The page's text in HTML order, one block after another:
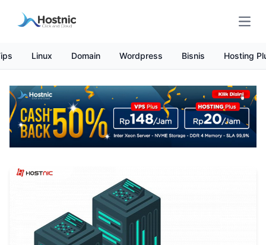
Linux Domain Wordpress Bisnis Hosting